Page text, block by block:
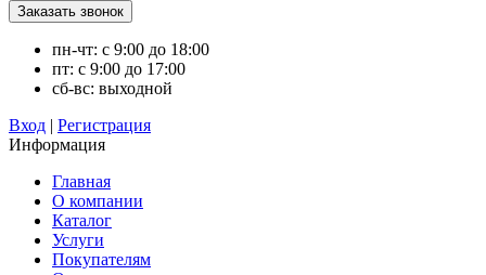
пн-чт: с 9:00 до 18:00
пт: с 9:00 до 17:00
сб-вс: выходной
Вход | Регистрация
Информация
Главная
О компании
Каталог
Услуги
Покупателям